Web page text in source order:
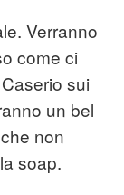
Verranno
come ci
sui
un bel
non
soap.